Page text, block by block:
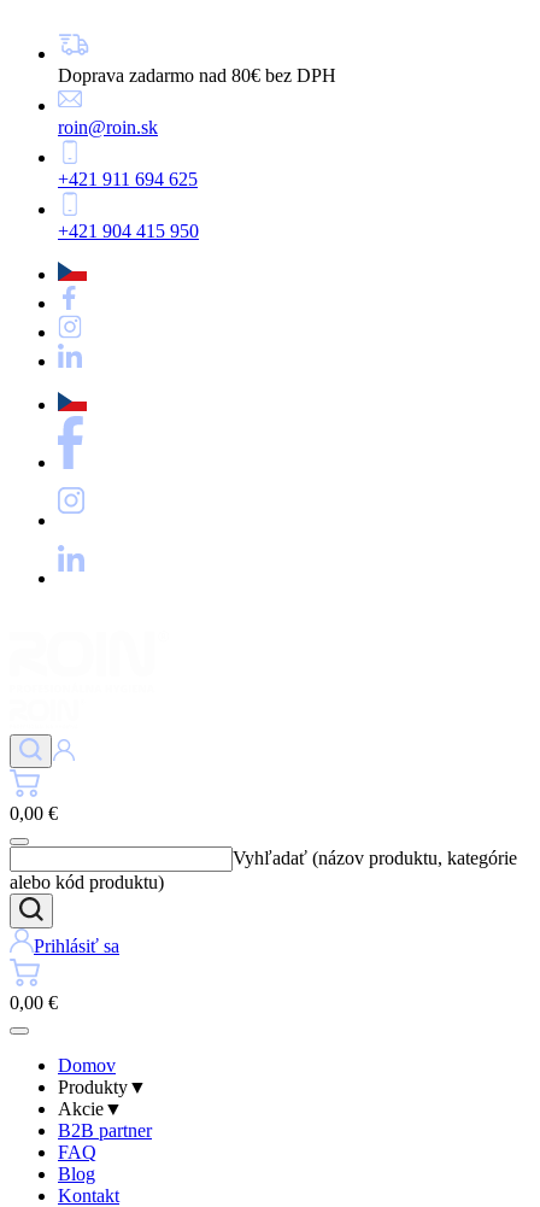
Doprava zadarmo nad 80€ bez DPH
roin@roin.sk
+421 911 694 625
+421 904 415 950
0,00 €
Vyhľadať (názov produktu, kategórie
alebo kód produktu)
Prihlásiť sa
0,00 €
Domov
Produkty▼
Akcie▼
B2B partner
FAQ
Blog
Kontakt